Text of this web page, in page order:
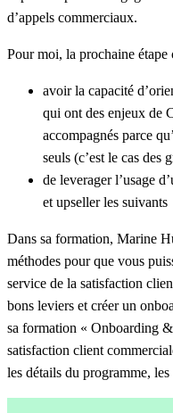
d’appels commerciaux.
Pour moi, la prochaine étape
avoir la capacité
qui ont des enjeux de
accompagnés parce
seuls (c’est le cas des
de leverager l’usage
et upseller les suivants
Dans sa formation, Marine
méthodes pour que vous
service de la satisfaction
bons leviers et créer un
sa formation « Onboarding
satisfaction client
les détails du programme,